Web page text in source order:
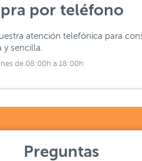
por teléfono
atención telefónica para
sencilla.
de 08:00h a 18:00h
Preguntas